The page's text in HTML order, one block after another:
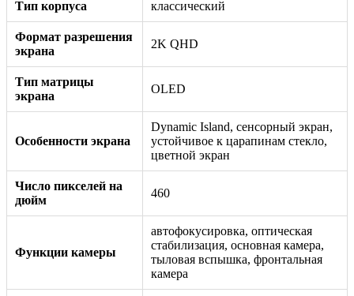
Тип корпуса классический
Формат разрешения
экрана
2K QHD
Тип матрицы
экрана
OLED
Особенности экрана
Dynamic Island, сенсорный экран,
устойчивое к царапинам стекло,
цветной экран
Число пикселей на
дюйм
460
Функции камеры
автофокусировка, оптическая
стабилизация, основная камера,
тыловая вспышка, фронтальная
камера